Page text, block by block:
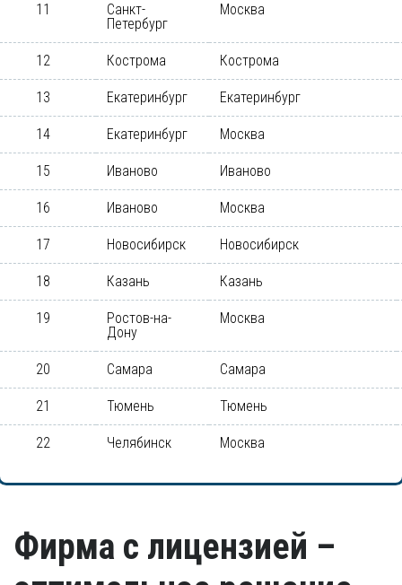
11
Санкт-
Петербург
Москва
12 Кострома Кострома
13 Екатеринбург Екатеринбург
14 Екатеринбург Москва
15 Иваново Иваново
16 Иваново Москва
17 Новосибирск Новосибирск
18 Казань Казань
19
Ростов-на-
Дону
Москва
20 Самара Самара
21 Тюмень Тюмень
22 Челябинск Москва
Фирма с лицензией –